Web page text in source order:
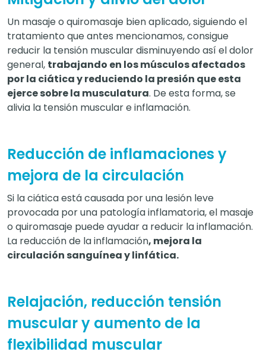
Un masaje o quiromasaje bien aplicado, siguiendo el
tratamiento que antes mencionamos, consigue
reducir la tensión muscular disminuyendo así el dolor
general, trabajando en los músculos afectados
por la ciática y reduciendo la presión que esta
ejerce sobre la musculatura. De esta forma, se
alivia la tensión muscular e inflamación.
Reducción de inflamaciones y
mejora de la circulación
Si la ciática está causada por una lesión leve
provocada por una patología inflamatoria, el masaje
o quiromasaje puede ayudar a reducir la inflamación.
La reducción de la inflamación, mejora la
circulación sanguínea y linfática.
Relajación, reducción tensión
muscular y aumento de la
flexibilidad muscular